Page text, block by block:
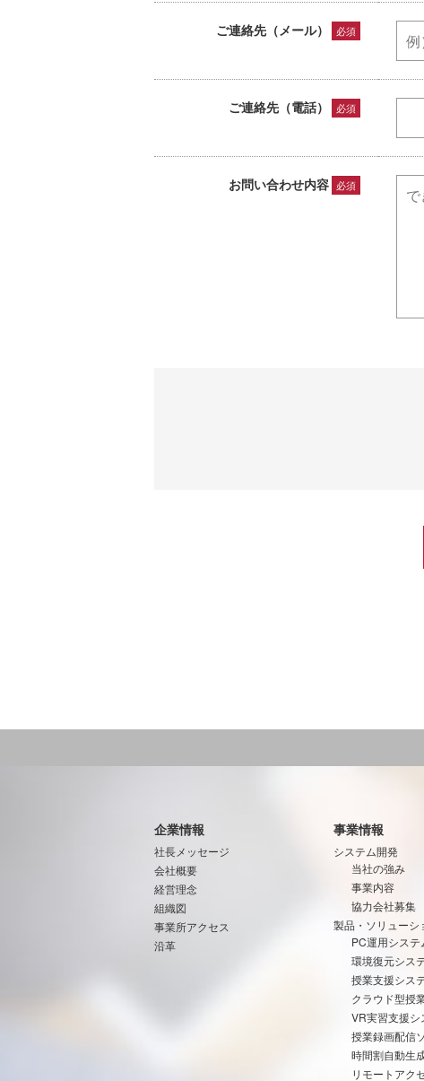
ご連絡先（メール） 必須
ご連絡先（電話） 必須
お問い合わせ内容 必須
企業情報
社長メッセージ
会社概要
経営理念
組織図
事業所アクセス
沿革
事業情報
システム開発
当社の強み
事業内容
協力会社募集
製品・ソリューシ
PC運用システ
環境復元シス
授業支援シス
クラウド型授
VR実習支援シ
授業録画配信
時間割自動生
リモートアク